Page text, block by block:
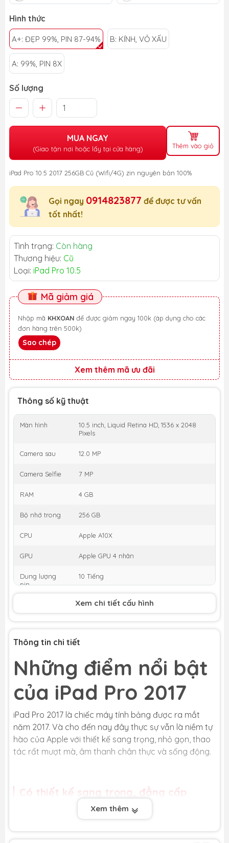
Hình thức
A+: ĐẸP 99%, PIN 87-94% B: KÍNH, VỎ XẤU
A: 99%, PIN 8X
Số lượng
MUA NGAY
(Giao tận nơi hoặc lấy tại cửa hàng) Thêm vào giỏ
iPad Pro 10.5 2017 256GB Cũ (Wifi/4G) zin nguyên bản 100%
Gọi ngay 0914823877 để được tư vấn
tốt nhất!
Tình trạng: Còn hàng
Thương hiệu: Cũ
Loại: iPad Pro 10.5
Mã giảm giá
Nhập mã KHXOAN
đơn hàng trên 500k)
Sao chép
Xem thêm mã ưu đãi
Thông số kỹ thuật
Màn hình
10.5 inch, Liquid Retina HD, 1536 x 2048
Pixels
Camera sau 12.0 MP
Camera Selfie 7 MP
RAM 4 GB
Bộ nhớ trong 256 GB
CPU Apple A10X
GPU Apple GPU 4 nhân
Dung lượng
pin
10 Tiếng
mắt
2016
Tặng Voucher 200k
h5
Xem chi tiết cấu hình
Thông tin chi tiết
Những điểm nổi bật
của iPad Pro 2017
iPad Pro 2017 là chiếc máy tính bảng được ra mắt
năm 2017. Và cho đến nay đây thực sự vẫn là niềm tự
hào của Apple với thiết kế sang trọng, nhỏ gọn, thao
tác rẩt mượt mà, âm thanh chân thực và sống động.
Có thiết kế sang trọng, đẳng cấp
Ngay từ lần đầu tiên được trên tay iPad Pro 2017,
người dùng sẽ thấy ngay được sản phẩm có thiết kế
khá tinh tế với 4 cạnh màn hình được mở rộng hơn,
Xem thêm